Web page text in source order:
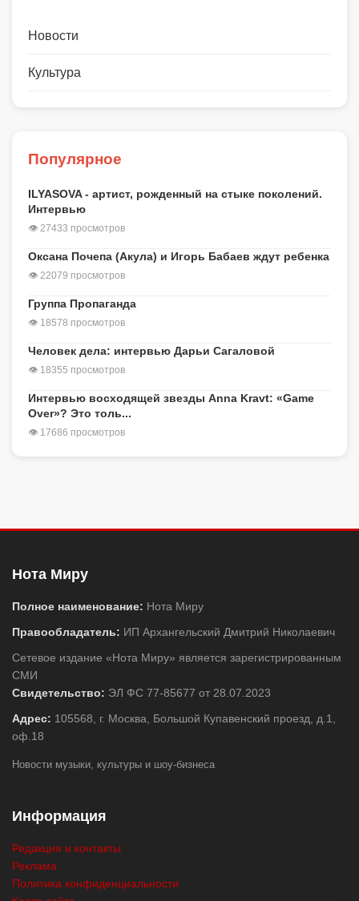
Новости
Культура
Популярное
ILYASOVA - артист, рожденный на стыке поколений.
Интервью
👁 27433 просмотров
Оксана Почепа (Акула) и Игорь Бабаев ждут ребенка
👁 22079 просмотров
Группа Пропаганда
👁 18578 просмотров
Человек дела: интервью Дарьи Сагаловой
👁 18355 просмотров
Интервью восходящей звезды Anna Kravt: «Game
Over»? Это толь...
👁 17686 просмотров
Нота Миру
Полное наименование: Нота Миру
Правообладатель: ИП Архангельский Дмитрий Николаевич
Сетевое издание «Нота Миру» является зарегистрированным
СМИ
Свидетельство: ЭЛ ФС 77-85677 от 28.07.2023
Адрес: 105568, г. Москва, Большой Купавенский проезд, д.1,
оф.18
Новости музыки, культуры и шоу-бизнеса
Информация
Редакция и контакты
Реклама
Политика конфиденциальности